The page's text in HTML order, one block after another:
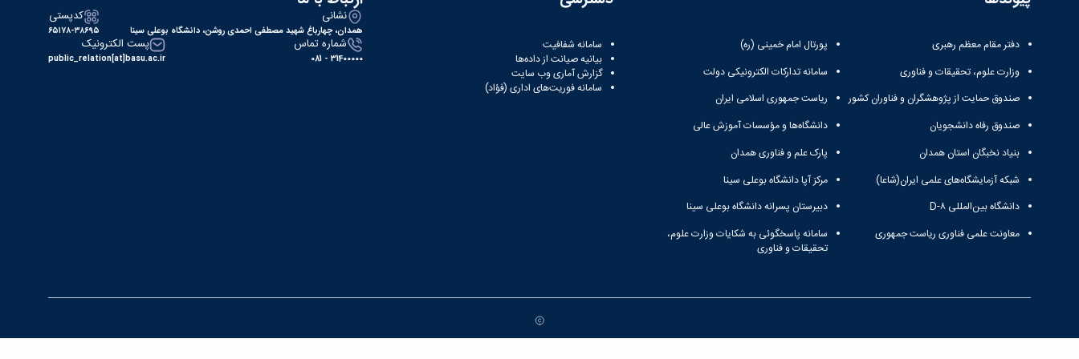
دفتر مقام معظم رهبری
وزارت علوم، تحقیقات و فناوری
صندوق حمایت از پژوهشگران و فناوران کشور
صندوق رفاه دانشجویان
بنیاد نخبگان استان همدان
شبکه آزمایشگاه‌های علمی ایران(شاعا)
دانشگاه بین‌المللی D-۸
معاونت علمی فناوری ریاست جمهوری
پورتال امام خمینی (ره)
سامانه تدارکات الکترونیکی دولت
ریاست جمهوری اسلامی ایران
دانشگاه‌ها و مؤسسات آموزش عالی
پارک علم و فناوری همدان
مرکز آپا دانشگاه بوعلی سینا
دبیرستان پسرانه دانشگاه بوعلی سینا
سامانه پاسخگوئی به شکایات وزارت علوم،
تحقیقات و فناوری
سامانه شفافیت
بیانیه صیانت از داده‌ها
گزارش آماری وب‌ سایت
سامانه فوریت‌های اداری (فؤاد)
نشانی
همدان، چهارباغ شهید مصطفی احمدی روشن، دانشگاه بوعلی سینا
کدپستی
۶۵۱۷۸-۳۸۶۹۵
شماره تماس
31400000 - 081
پست الکترونیک
public_relation[at]basu.ac.ir